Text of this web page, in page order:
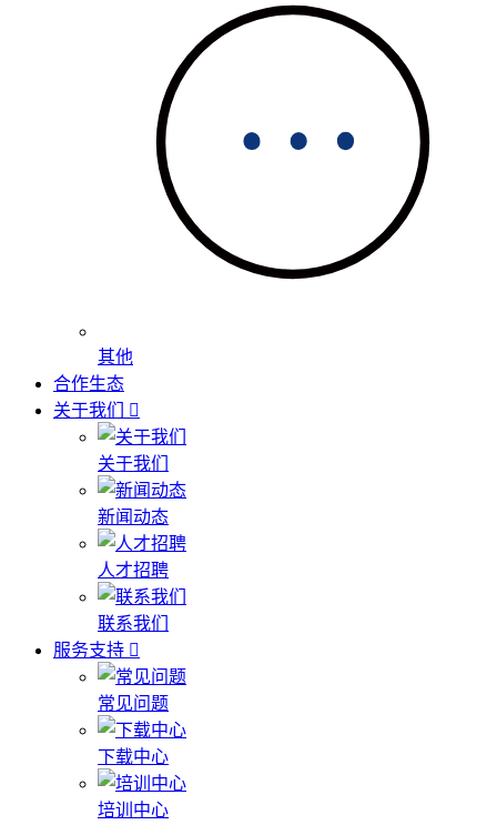
其他
合作生态
关于我们
关于我们
新闻动态
人才招聘
联系我们
服务支持
常见问题
下载中心
培训中心